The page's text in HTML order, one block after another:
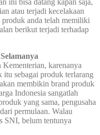
ini bisa datang kapan saja,
atau terjadi kecelakaan
anda telah memiliki
berikut terjadi terhadap
karenanya
sebagai produk terlarang
membikin brand produk
Indonesia sangatlah
yang sama, pengusaha
permulaan. Walau
SNI, belum tentunya